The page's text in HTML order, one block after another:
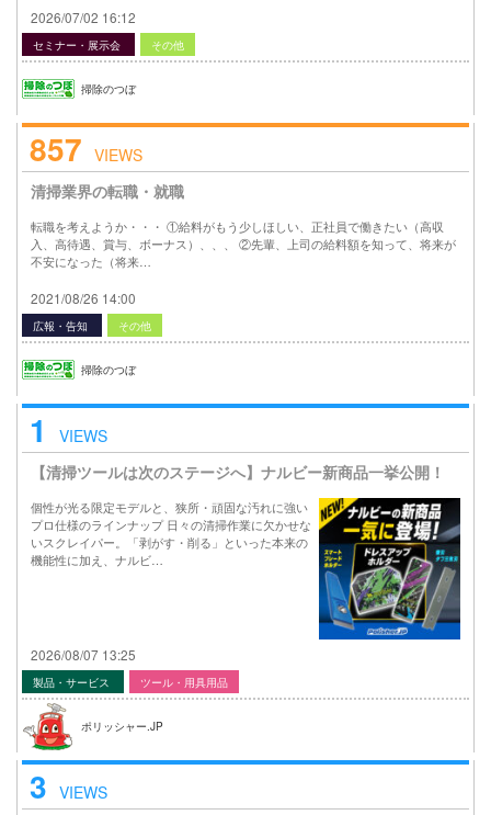
2026/07/02 16:12
セミナー・展示会 その他
掃除のつぼ
857 VIEWS
清掃業界の転職・就職
転職を考えようか・・・ ①給料がもう少しほしい、正社員で働きたい（高収
入、高待遇、賞与、ボーナス）、、、 ②先輩、上司の給料額を知って、将来が
不安になった（将来…
2021/08/26 14:00
広報・告知 その他
掃除のつぼ
1
VIEWS
【清掃ツールは次のステージへ】ナルビー新商品一挙公開！
個性が光る限定モデルと、狭所・頑固な汚れに強い
プロ仕様のラインナップ 日々の清掃作業に欠かせな
いスクレイパー。「剥がす・削る」といった本来の
機能性に加え、ナルビ…
2026/08/07 13:25
製品・サービス ツール・用具用品
ポリッシャー.JP
3 VIEWS